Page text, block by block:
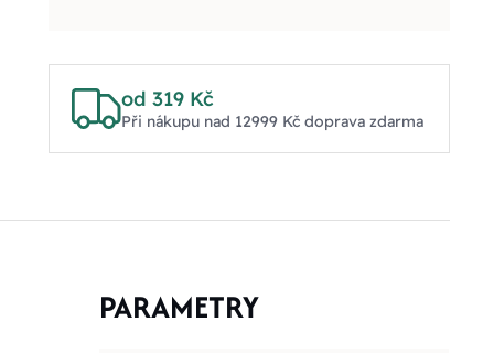
od 319 Kč
Při nákupu nad 12999 Kč doprava zdarma
PARAMETRY